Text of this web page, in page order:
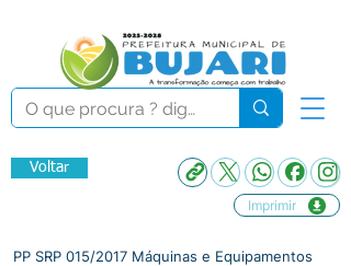
Voltar
Imprimir
PP SRP 015/2017 Máquinas e Equipamentos